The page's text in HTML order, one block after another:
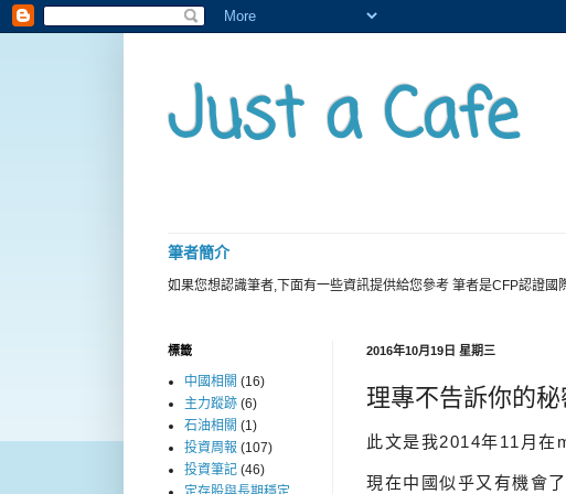
Just a Cafe
筆者簡介
如果您想認識筆者,下面有一些資訊提供給您參考 筆者是CFP認證
2016年10月19日 星期三
理專不告訴你的
此文是我2014年11月在
現在中國似乎又有機會
標籤
中國相關 (16)
主力蹤跡 (6)
石油相關 (1)
投資周報 (107)
投資筆記 (46)